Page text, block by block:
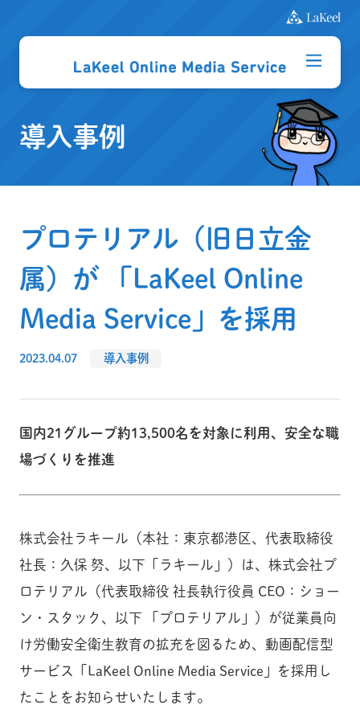
導入事例
プロテリアル（旧日立金
属）が 「LaKeel Online
Media Service」を採用
2023.04.07 導入事例
国内21グループ約13,500名を対象に利用、安全な職
場づくりを推進
株式会社ラキール（本社：東京都港区、代表取締役
社長：久保 努、以下「ラキール」）は、株式会社プ
ロテリアル（代表取締役 社長執行役員 CEO：ショー
ン・スタック、以下 「プロテリアル」）が従業員向
け労働安全衛生教育の拡充を図るため、動画配信型
サービス「LaKeel Online Media Service」を採用し
たことをお知らせいたします。